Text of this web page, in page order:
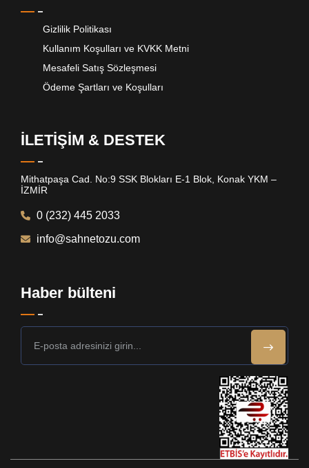
Gizlilik Politikası
Kullanım Koşulları ve KVKK Metni
Mesafeli Satış Sözleşmesi
Ödeme Şartları ve Koşulları
İLETİŞİM & DESTEK
Mithatpaşa Cad. No:9 SSK Blokları E-1 Blok, Konak YKM –
İZMİR
0 (232) 445 2033
info@sahnetozu.com
Haber bülteni